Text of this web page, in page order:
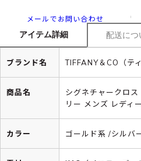
メールでお問い合わせ
アイテム詳細 配送につ
ブランド名 TIFFANY＆CO（テ
商品名
シグネチャークロ
リー メンズ レディ
カラー ゴールド系 /シルバ